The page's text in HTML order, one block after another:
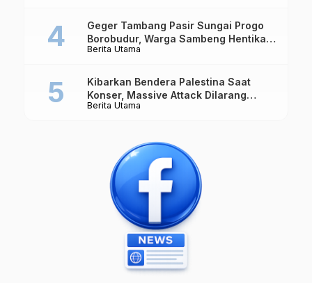
Berita Utama
Geger Tambang Pasir Sungai Progo
Borobudur, Warga Sambeng Hentikan
Alat Berat dan Usir Truk
Berita Utama
Kibarkan Bendera Palestina Saat
Konser, Massive Attack Dilarang
Masuk Singapura Lagi